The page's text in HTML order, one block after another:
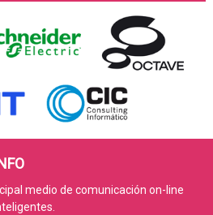
medio de comunicación on-line